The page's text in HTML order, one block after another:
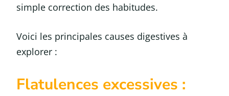
simple correction des habitudes.
Voici les principales causes digestives à
explorer :
Flatulences excessives :